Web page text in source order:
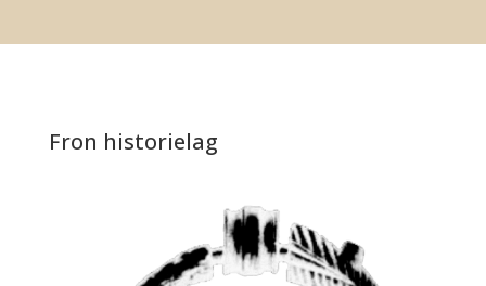
Fron historielag